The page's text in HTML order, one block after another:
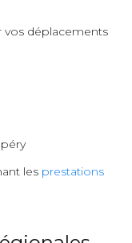
vos déplacements
les prestations